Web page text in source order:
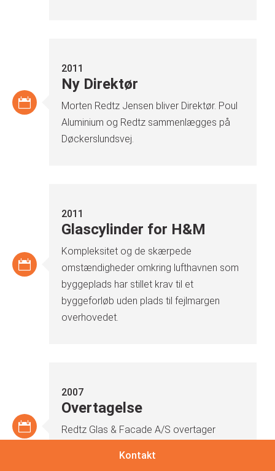
2011
Ny Direktør
Morten Redtz Jensen bliver Direktør. Poul
Aluminium og Redtz sammenlægges på
Døckerslundsvej.
2011
Glascylinder for H&M
Kompleksitet og de skærpede
omstændigheder omkring lufthavnen som
byggeplads har stillet krav til et
byggeforløb uden plads til fejlmargen
overhovedet.
2007
Overtagelse
Redtz Glas & Facade A/S overtager
Kontakt